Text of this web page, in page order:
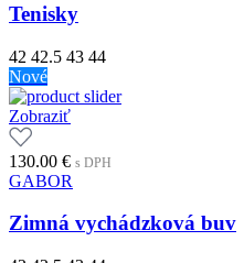
Tenisky
42 42.5 43 44
Nové
Zobraziť
130.00 € s DPH
GABOR
Zimná vychádzková buv